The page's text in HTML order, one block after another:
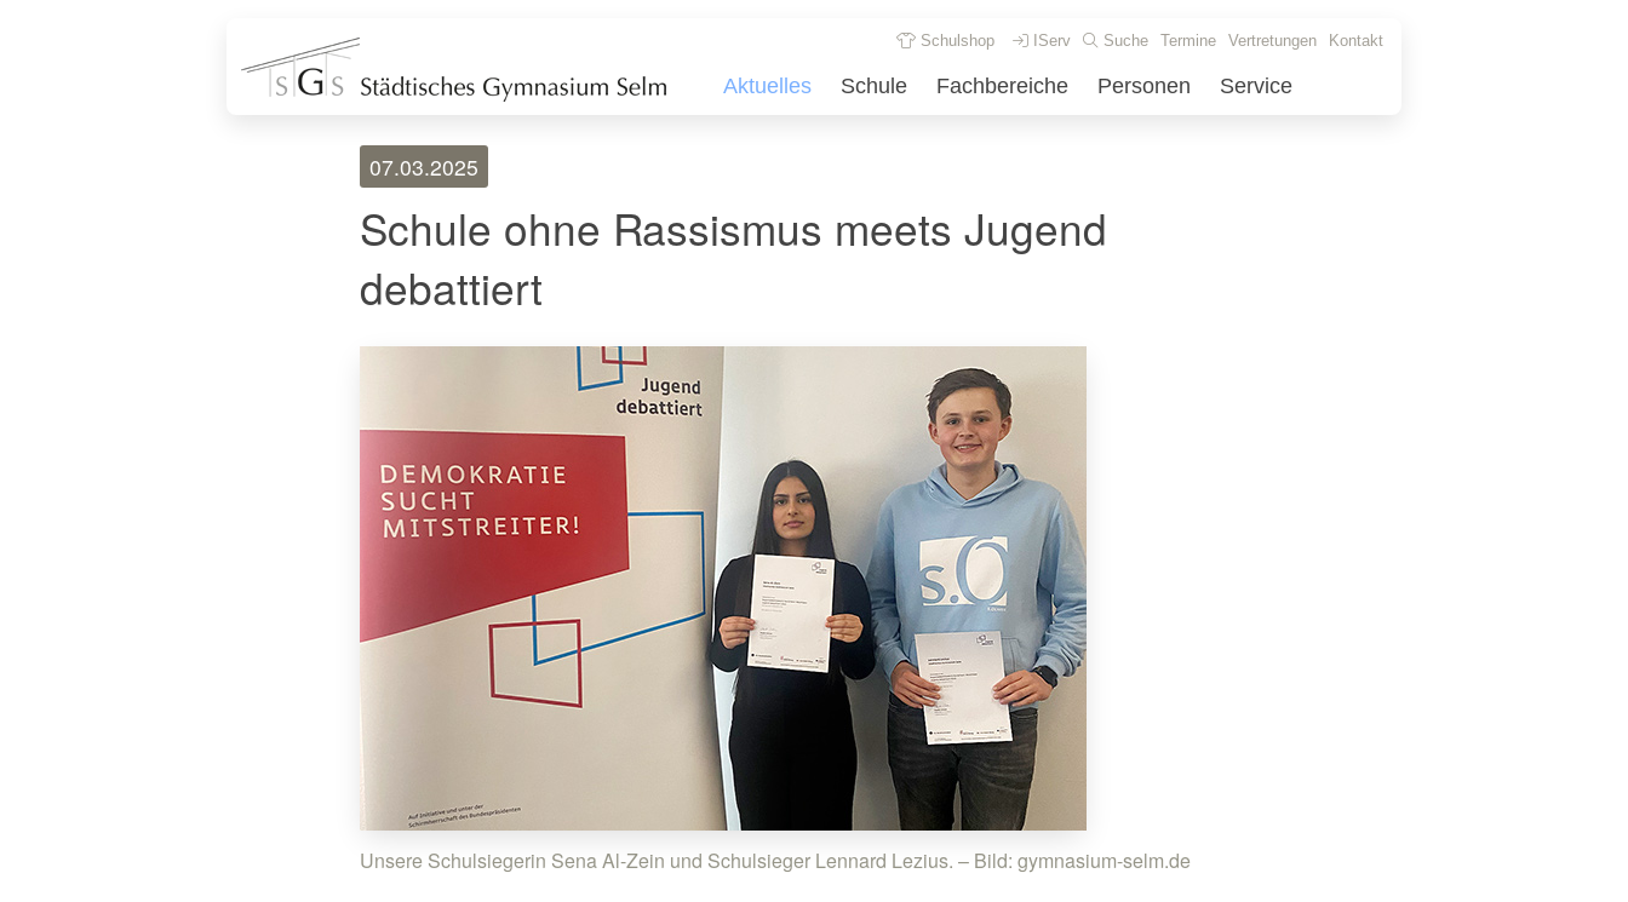
Schulshop IServ Suche Termine Vertretungen Kontakt
Aktuelles Schule Fachbereiche Personen Service
07.03.2025
Schule ohne Rassismus meets Jugend
debattiert
Unsere Schulsiegerin Sena Al-Zein und Schulsieger Lennard Lezius. – Bild: gymnasium-selm.de